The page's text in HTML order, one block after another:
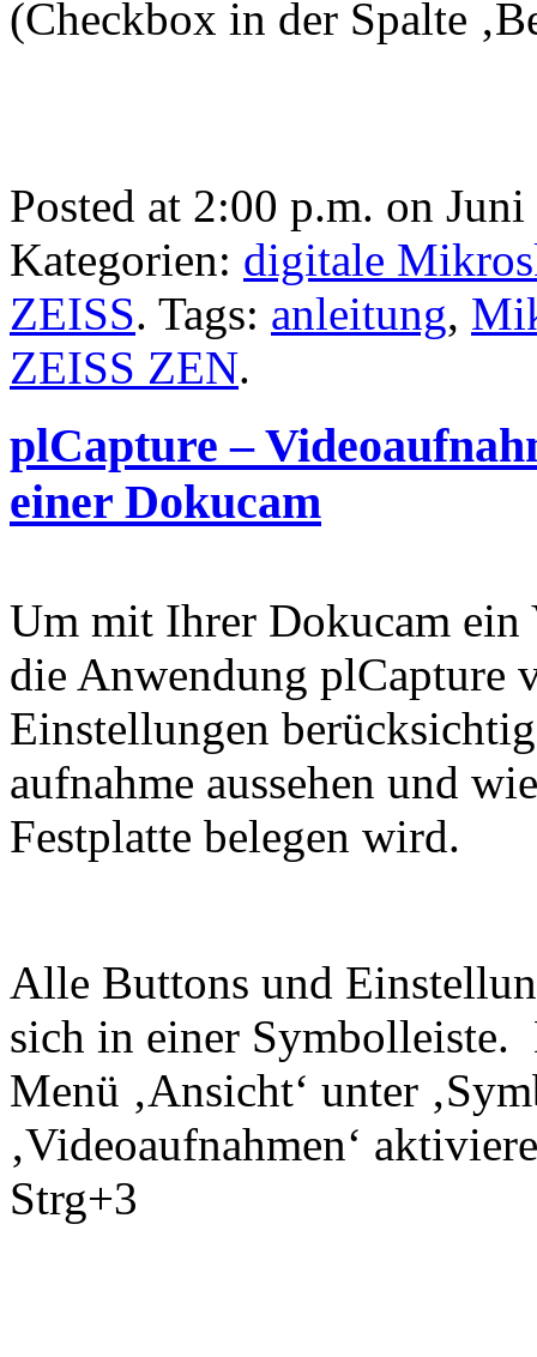
(Checkbox in der Spalte
Posted at 2:00 p.m. on
Kategorien: digitale
ZEISS. Tags: anleitung,
ZEISS ZEN.
plCapture –
einer Dokucam
Um mit Ihrer Dokucam ein
die Anwendung plCapture
Einstellungen
aufnahme aussehen und
Festplatte belegen wird.
Alle Buttons und
sich in einer Symbolleiste.
Menü ‚Ansicht‘ unter
‚Videoaufnahmen‘
Strg+3